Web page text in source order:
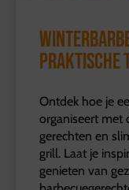
praktische
Ontdek hoe je
organiseert met
gerechten en
grill. Laat je
genieten van